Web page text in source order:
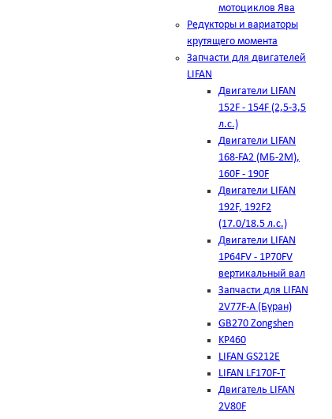
мотоциклов Ява
Редукторы и вариаторы
крутящего момента
Запчасти для двигателей
LIFAN
Двигатели LIFAN
152F - 154F (2,5-3,5
л.с.)
Двигатели LIFAN
168-FA2 (МБ-2М),
160F - 190F
Двигатели LIFAN
192F, 192F2
(17.0/18.5 л.с.)
Двигатели LIFAN
1Р64FV - 1Р70FV
вертикальный вал
Запчасти для LIFAN
2V77F-A (Буран)
GB270 Zongshen
KP460
LIFAN GS212E
LIFAN LF170F-T
Двигатель LIFAN
2V80F